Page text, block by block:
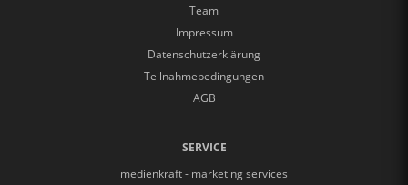
Team
Impressum
Datenschutzerklärung
Teilnahmebedingungen
AGB
SERVICE
medienkraft - marketing services